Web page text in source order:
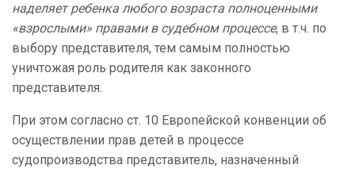
наделяет ребенка любого возраста полноценными
«взрослыми» правами в судебном процессе, в т.ч. по
выбору представителя, тем самым полностью
уничтожая роль родителя как законного
представителя.
При этом согласно ст. 10 Европейской конвенции об
осуществлении прав детей в процессе
судопроизводства представитель, назначенный